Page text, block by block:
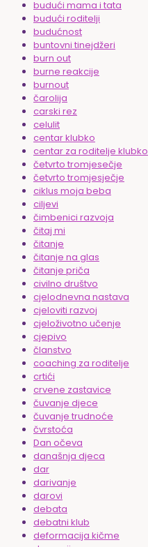
budući mama i tata
budući roditelji
budućnost
buntovni tinejdžeri
burn out
burne reakcije
burnout
čarolija
carski rez
celulit
centar klubko
centar za roditelje klubko
četvrto tromjesečje
četvrto tromjesječje
ciklus moja beba
ciljevi
čimbenici razvoja
čitaj mi
čitanje
čitanje na glas
čitanje priča
civilno društvo
cjelodnevna nastava
cjeloviti razvoj
cjeloživotno učenje
cjepivo
članstvo
coaching za roditelje
crtići
crvene zastavice
čuvanje djece
čuvanje trudnoće
čvrstoća
Dan očeva
današnja djeca
dar
darivanje
darovi
debata
debatni klub
deformacija kičme